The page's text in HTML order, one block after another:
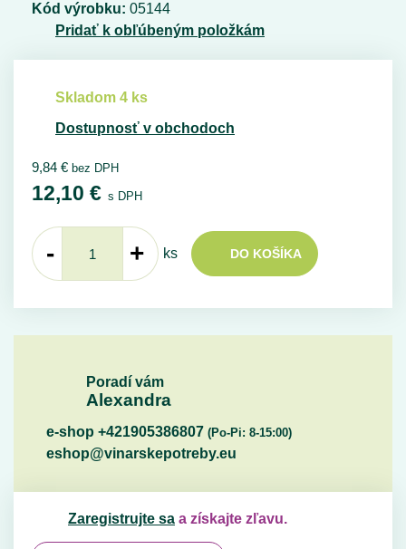
Kód výrobku: 05144
Pridať k obľúbeným položkám
Skladom 4 ks
Dostupnosť v obchodoch
9,84 € bez DPH
12,10 € s DPH
- + ks DO KOŠÍKA
Poradí vám
Alexandra
e-shop +421905386807 (Po-Pi: 8-15:00)
eshop@vinarskepotreby.eu
Zaregistrujte sa a získajte zľavu.